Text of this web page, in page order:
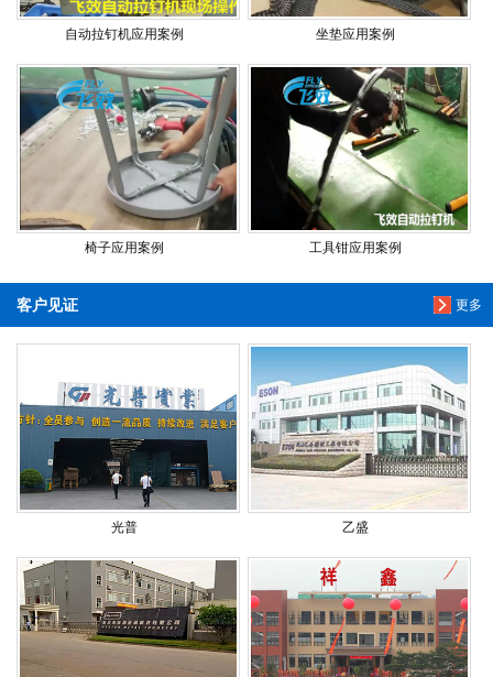
自动拉钉机应用案例 坐垫应用案例
椅子应用案例 工具钳应用案例
更多
客户见证
光普 乙盛